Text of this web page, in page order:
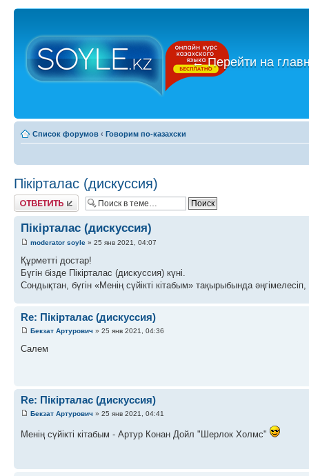
←Перейти на
Список форумов ‹ Говорим по-казахски
Пікірталас (дискуссия)
Ответить
Пікірталас (дискуссия)
moderator soyle » 25 янв 2021, 04:07
Құрметті достар!
Бүгін бізде Пікірталас (дискуссия) күні.
Сондықтан, бүгін «Менің сүйікті кітабым» тақырыбында
Re: Пікірталас (дискуссия)
Бекзат Артурович » 25 янв 2021, 04:36
Салем
Re: Пікірталас (дискуссия)
Бекзат Артурович » 25 янв 2021, 04:41
Менің сүйікті кітабым - Артур Конан Дойл "Шерлок Холмс"